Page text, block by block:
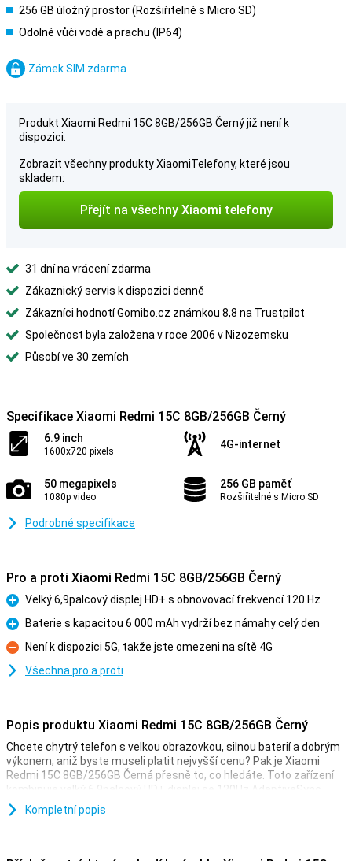
256 GB úložný prostor (Rozšiřitelné s Micro SD)
Odolné vůči vodě a prachu (IP64)
Zámek SIM zdarma
Produkt Xiaomi Redmi 15C 8GB/256GB Černý již není k
dispozici.
Zobrazit všechny produkty XiaomiTelefony, které jsou
skladem:
Přejít na všechny Xiaomi telefony
31 dní na vrácení zdarma
Zákaznický servis k dispozici denně
Zákazníci hodnotí Gomibo.cz známkou 8,8 na Trustpilot
Společnost byla založena v roce 2006 v Nizozemsku
Působí ve 30 zemích
Specifikace Xiaomi Redmi 15C 8GB/256GB Černý
6.9 inch
1600x720 pixels
4G-internet
50 megapixels
1080p video
256 GB paměť
Rozšiřitelné s Micro SD
Podrobné specifikace
Pro a proti Xiaomi Redmi 15C 8GB/256GB Černý
Pro
Velký 6,9palcový displej HD+ s obnovovací frekvencí 120 Hz
Pro
Baterie s kapacitou 6 000 mAh vydrží bez námahy celý den
Proti
Není k dispozici 5G, takže jste omezeni na sítě 4G
Všechna pro a proti
Popis produktu Xiaomi Redmi 15C 8GB/256GB Černý
Chcete chytrý telefon s velkou obrazovkou, silnou baterií a dobrým
výkonem, aniž byste museli platit nejvyšší cenu? Pak je Xiaomi
Redmi 15C 8GB/256GB Černá přesně to, co hledáte. Toto zařízení
kombinuje velký 6,9palcový HD+ displej se 120Hz AdaptiveSync,
50Mpx duální fotoaparát s nočním režimem a výkonnou 6 000mAh
baterii, která podporuje i 33W rychlé nabíjení. Když k tomu přidáte
Kompletní popis